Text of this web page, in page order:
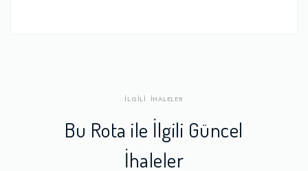
İLGİLİ İHALELER
Bu Rota ile İlgili Güncel
İhaleler